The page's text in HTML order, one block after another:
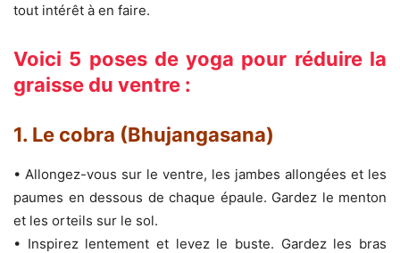
tout intérêt à en faire.
Voici 5 poses de yoga pour réduire la
graisse du ventre :
1. Le cobra (Bhujangasana)
• Allongez-vous sur le ventre, les jambes allongées et les
paumes en dessous de chaque épaule. Gardez le menton
et les orteils sur le sol.
• Inspirez lentement et levez le buste. Gardez les bras